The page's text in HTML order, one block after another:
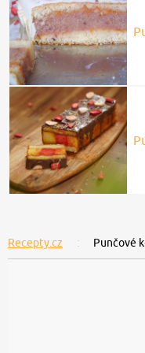
Recepty.cz Punčové